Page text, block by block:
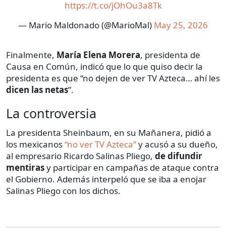
https://t.co/jOhOu3a8Tk
— Mario Maldonado (@MarioMal) May 25, 2026
Finalmente, María Elena Morera, presidenta de
Causa en Común, indicó que lo que quiso decir la
presidenta es que “no dejen de ver TV Azteca… ahí les
dicen las netas”.
La controversia
La presidenta Sheinbaum, en su Mañanera, pidió a
los mexicanos“no ver TV Azteca”y acusó a su dueño,
al empresario Ricardo Salinas Pliego, de difundir
mentirasy participar en campañas de ataque contra
el Gobierno. Además interpeló que se iba a enojar
Salinas Pliego con los dichos.